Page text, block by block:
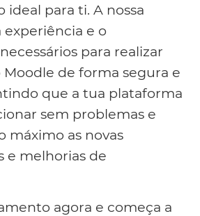
ideal para ti. A nossa
experiência e o
para realizar
Moodle de forma segura e
que a tua plataforma
sem problemas e
máximo as novas
e melhorias de
agora e começa a